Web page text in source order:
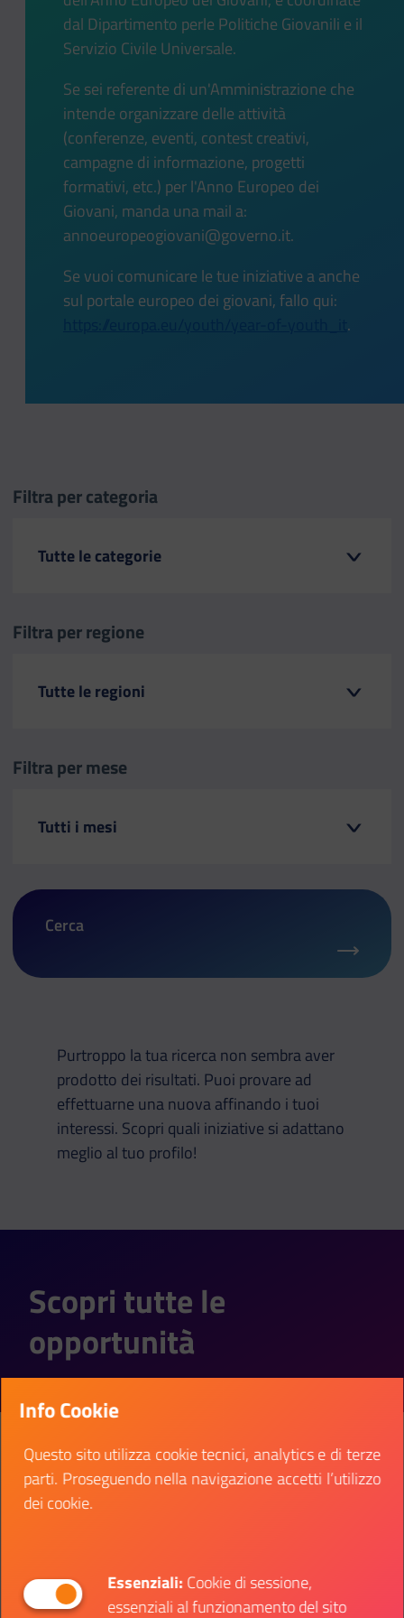
dal Dipartimento perle Politiche Giovanili e il
Servizio Civile Universale.
Se sei referente di un'Amministrazione che
intende organizzare delle attività
(conferenze, eventi, contest creativi,
campagne di informazione, progetti
formativi, etc.) per l'Anno Europeo dei
Giovani, manda una mail a:
annoeuropeogiovani@governo.it.
Se vuoi comunicare le tue iniziative a anche
sul portale europeo dei giovani, fallo qui:
.
Filtra per categoria
Filtra per regione
Filtra per mese
Cerca
Purtroppo la tua ricerca non sembra aver
prodotto dei risultati. Puoi provare ad
effettuarne una nuova affinando i tuoi
interessi. Scopri quali iniziative si adattano
meglio al tuo profilo!
Scopri tutte le
opportunità
Quanti anni hai?
Dove vuoi andare?
Info Cookie
Questo sito utilizza cookie tecnici, analytics e di terze
parti. Proseguendo nella navigazione accetti l’utilizzo
dei cookie.
Essenziali:Cookie di sessione,
essenziali al funzionamento del sito